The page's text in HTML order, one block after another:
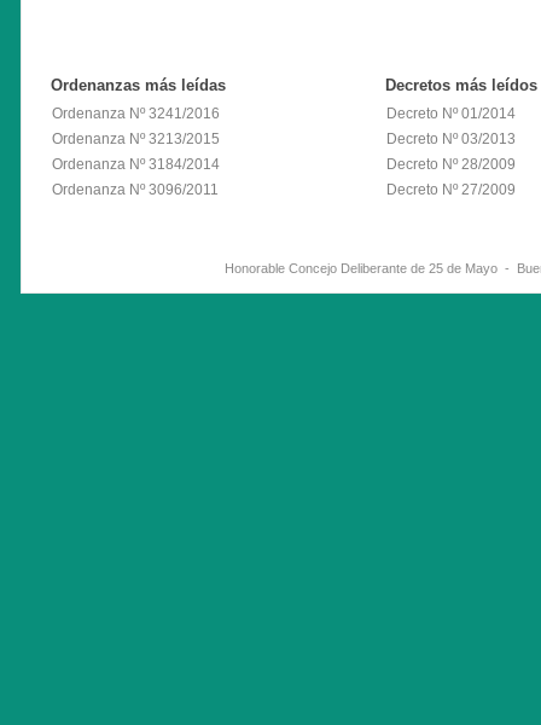
Ordenanzas más leídas
Ordenanza Nº 3241/2016
Ordenanza Nº 3213/2015
Ordenanza Nº 3184/2014
Ordenanza Nº 3096/2011
Decretos más leídos
Decreto Nº 01/2014
Decreto Nº 03/2013
Decreto Nº 28/2009
Decreto Nº 27/2009
Honorable Concejo Deliberante de 25 de